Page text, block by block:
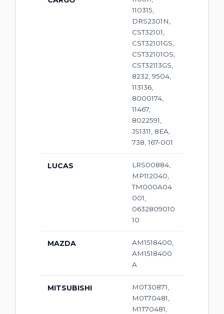
110315,
DRS2301N,
CST32101,
CST32101GS,
CST32101OS,
CST32113GS,
8232, 9504,
113136,
8000174,
11467,
8022591,
JS1311, 8EA,
738, 167-001
LUCAS
LRS00884,
MP112040,
TM000A04
001,
0632809010
10
MAZDA
AM1518400,
AM1518400
A
MITSUBISHI
M0T30871,
M0T70481,
M1T70481,